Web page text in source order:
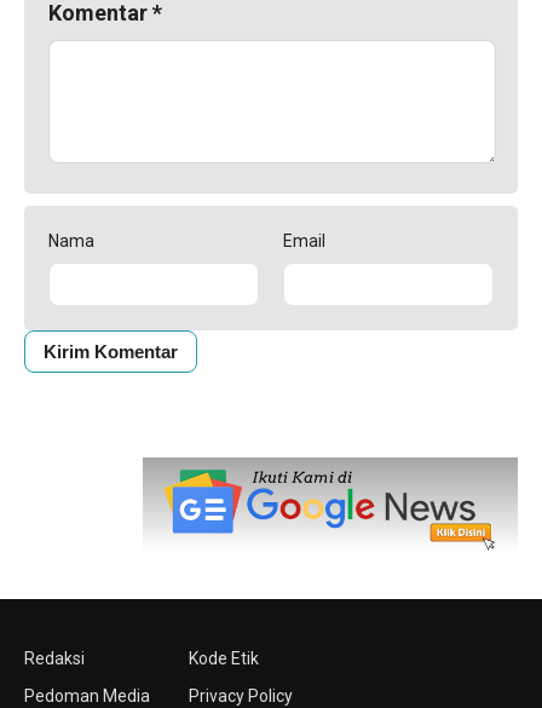
Komentar*
Nama Email
Redaksi
Pedoman Media
Kode Etik
Privacy Policy